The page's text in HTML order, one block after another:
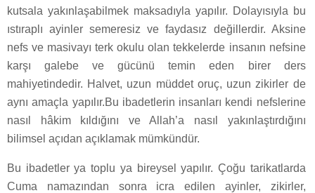
kutsala yakınlaşabilmek maksadıyla yapılır. Dolayısıyla bu
ıstıraplı ayinler semeresiz ve faydasız değillerdir. Aksine
nefs ve masivayı terk okulu olan tekkelerde insanın nefsine
karşı galebe ve gücünü temin eden birer ders
mahiyetindedir. Halvet, uzun müddet oruç, uzun zikirler de
aynı amaçla yapılır.Bu ibadetlerin insanları kendi nefslerine
nasıl hâkim kıldığını ve Allah’a nasıl yakınlaştırdığını
bilimsel açıdan açıklamak mümkündür.
Bu ibadetler ya toplu ya bireysel yapılır. Çoğu tarikatlarda
Cuma namazından sonra icra edilen ayinler, zikirler,